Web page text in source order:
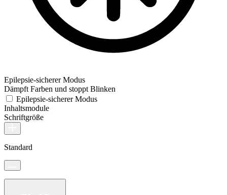
Epilepsie-sicherer Modus
Dämpft Farben und stoppt Blinken
Epilepsie-sicherer Modus
Inhaltsmodule
Schriftgröße
Standard